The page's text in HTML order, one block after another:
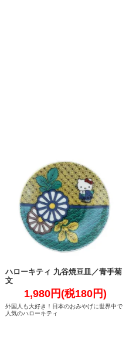
ハローキティ 九谷焼豆皿／青手菊
文
1,980円(税180円)
外国人も大好き！日本のおみやげに世界中で
人気のハローキティ